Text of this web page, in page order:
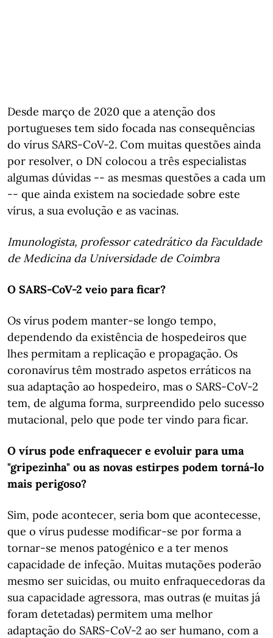
Desde março de 2020 que a atenção dos
portugueses tem sido focada nas consequências
do vírus SARS-CoV-2. Com muitas questões ainda
por resolver, o DN colocou a três especialistas
algumas dúvidas -- as mesmas questões a cada um
-- que ainda existem na sociedade sobre este
vírus, a sua evolução e as vacinas.
Imunologista, professor catedrático da Faculdade
de Medicina da Universidade de Coimbra
O SARS-CoV-2 veio para ficar?
Os vírus podem manter-se longo tempo,
dependendo da existência de hospedeiros que
lhes permitam a replicação e propagação. Os
coronavírus têm mostrado aspetos erráticos na
sua adaptação ao hospedeiro, mas o SARS-CoV-2
tem, de alguma forma, surpreendido pelo sucesso
mutacional, pelo que pode ter vindo para ficar.
O vírus pode enfraquecer e evoluir para uma
"gripezinha" ou as novas estirpes podem torná-lo
mais perigoso?
Sim, pode acontecer, seria bom que acontecesse,
que o vírus pudesse modificar-se por forma a
tornar-se menos patogénico e a ter menos
capacidade de infeção. Muitas mutações poderão
mesmo ser suicidas, ou muito enfraquecedoras da
sua capacidade agressora, mas outras (e muitas já
foram detetadas) permitem uma melhor
adaptação do SARS-CoV-2 ao ser humano, com a